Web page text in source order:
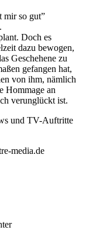
mir so gut”
Doch es
dazu bewogen,
Geschehene zu
gefangen hat,
von ihm, nämlich
Hommage an
verunglückt ist.
und TV-Auftritte
media.de